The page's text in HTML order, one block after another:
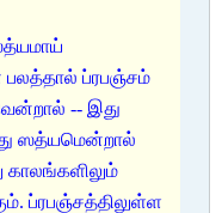
பலத்தால் ப்ரபஞ்சம்
-- இது
ஸத்யமென்றால்
ப்ரபஞ்சத்திலுள்ள